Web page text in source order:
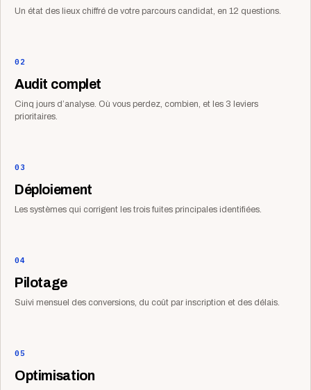
Un état des lieux chiffré de votre parcours candidat, en 12 questions.
02
Audit complet
Cinq jours d’analyse. Où vous perdez, combien, et les 3 leviers
prioritaires.
03
Déploiement
Les systèmes qui corrigent les trois fuites principales identifiées.
04
Pilotage
Suivi mensuel des conversions, du coût par inscription et des délais.
05
Optimisation